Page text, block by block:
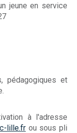
jeune en service
pédagogiques et
à l'adresse
lille.fr ou sous pli